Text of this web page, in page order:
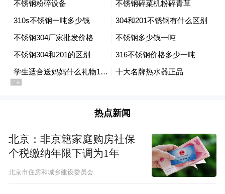
买及提升品牌知名度。
5.用专项资金开拓如华润精品店、华联
BHG、百果园、盒马生鲜、大润发、海南省
内机场免税店、码头零售店、知名连锁商
城香见”品牌系列产品，通过现场品鉴等促销
6.通过在省内外举办产品推介活动，参加展
览等方式，提升产品销量和品牌认知度。
热点新闻
北京：非京籍家庭购房社保
个税缴纳年限下调为1年
北京市住房和城乡建设委员会